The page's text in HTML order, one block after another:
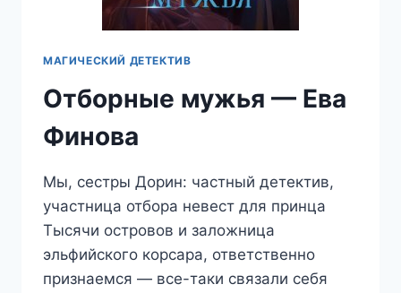
МАГИЧЕСКИЙ ДЕТЕКТИВ
Отборные мужья — Ева
Финова
Мы, сестры Дорин: частный детектив,
участница отбора невест для принца
Тысячи островов и заложница
эльфийского корсара, ответственно
признаемся — все-таки связали себя